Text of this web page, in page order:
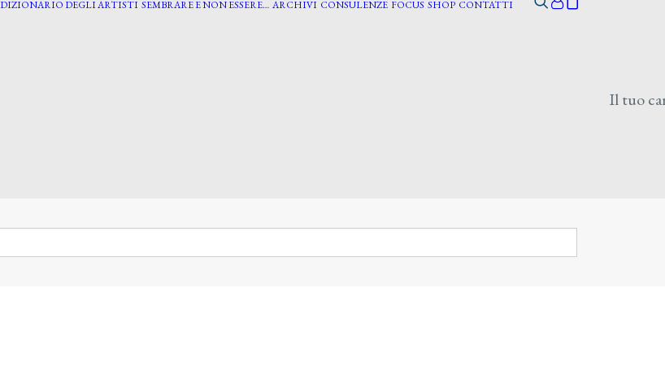
DIZIONARIO DEGLI ARTISTI SEMBRARE E NON ESSERE… ARCHIVI CONSULENZE FOCUS SHOP CONTATTI
Il tuo